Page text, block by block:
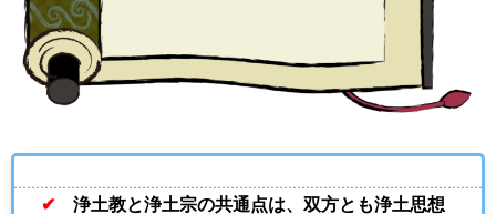
✔ 浄土教と浄土宗の共通点は、双方とも浄土思想